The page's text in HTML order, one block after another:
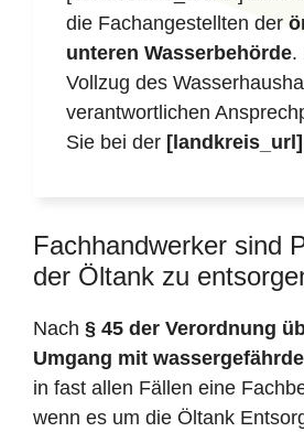
die Fachangestellten der
unteren Wasserbehörde.
Vollzug des
verantwortlichen
Sie bei der [landkreis_url]
Fachhandwerker sind
der Öltank zu
Nach § 45 der Verordnung
Umgang mit
in fast allen Fällen eine
wenn es um die Öltank